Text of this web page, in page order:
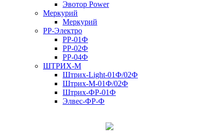
Эвотор Power
Меркурий
Меркурий
РР-Электро
РР-01Ф
РР-02Ф
РР-04Ф
ШТРИХ-М
Штрих-Light-01Ф/02Ф
Штрих-М-01Ф/02Ф
Штрих-ФР-01Ф
Элвес-ФР-Ф